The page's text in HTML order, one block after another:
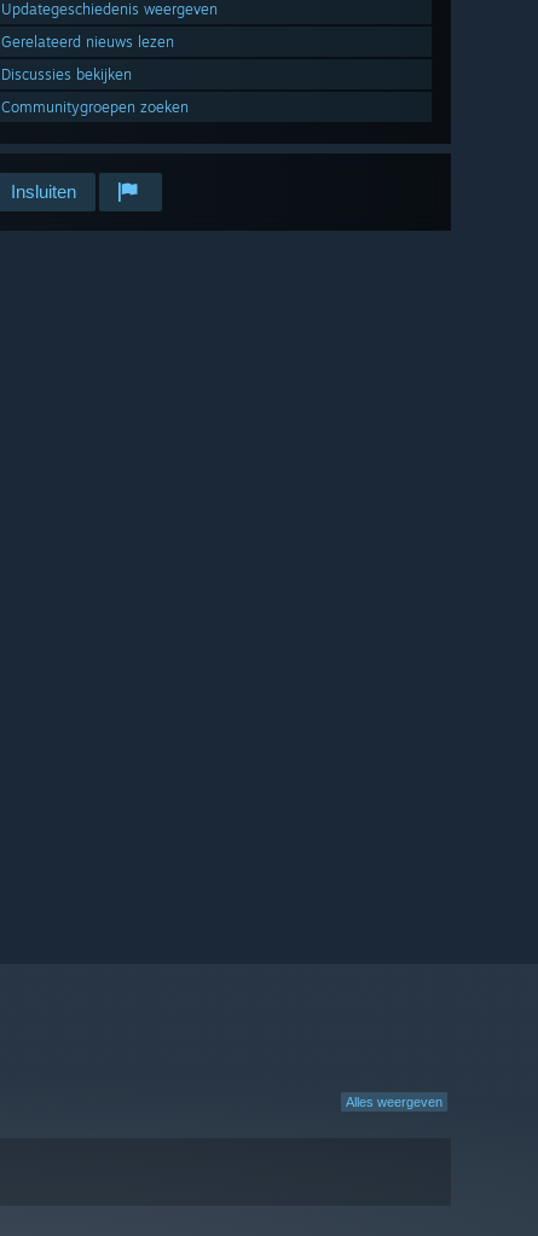
Updategeschiedenis weergeven
Gerelateerd nieuws lezen
Discussies bekijken
Communitygroepen zoeken
Insluiten
Alles weergeven